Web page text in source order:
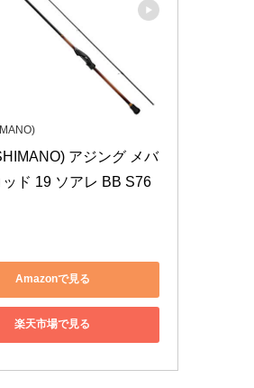
アジング メバ
ッド 19 ソアレ BB S76
Amazonで見る
楽天市場で見る